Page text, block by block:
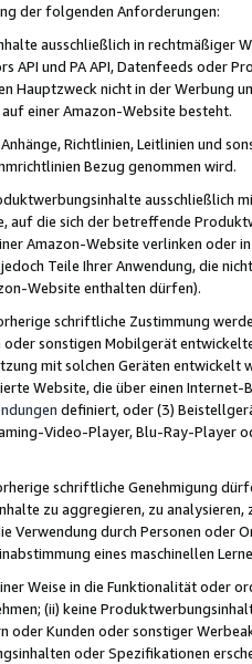
der folgenden Anforderungen:
ausschließlich in rechtmäßiger
API und PA API, Datenfeeds oder
Hauptzweck nicht in der Werbung
einer Amazon-Website besteht.
Richtlinien, Leitlinien und
Bezug genommen wird.
ausschließlich
auf die sich der betreffende
Amazon-Website verlinken oder
Teile Ihrer Anwendung, die
Website enthalten dürfen).
schriftliche Zustimmung
sonstigen Mobilgerät
mit solchen Geräten
Website, die über einen
definiert, oder (3)
Video-Player, Blu-Ray-Player
schriftliche Genehmigung
zu aggregieren, zu
Verwendung durch Personen
eines maschinellen
Weise in die Funktionalität oder
(ii) keine
Kunden oder sonstiger
oder Spezifikationen